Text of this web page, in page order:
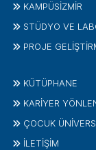
KAMPÜSİZMIR
STÜDYO VE
PROJE
KÜTÜPHANE
KARİYER
ÇOCUK
İLETIŞIM